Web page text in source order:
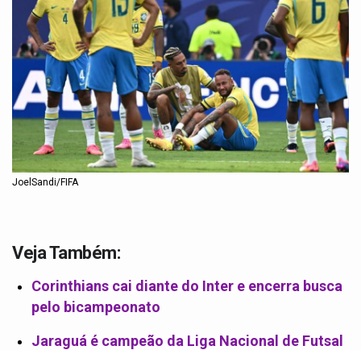
JoelSandi/FIFA
Veja Também:
Corinthians cai diante do Inter e encerra busca
pelo bicampeonato
Jaraguá é campeão da Liga Nacional de Futsal